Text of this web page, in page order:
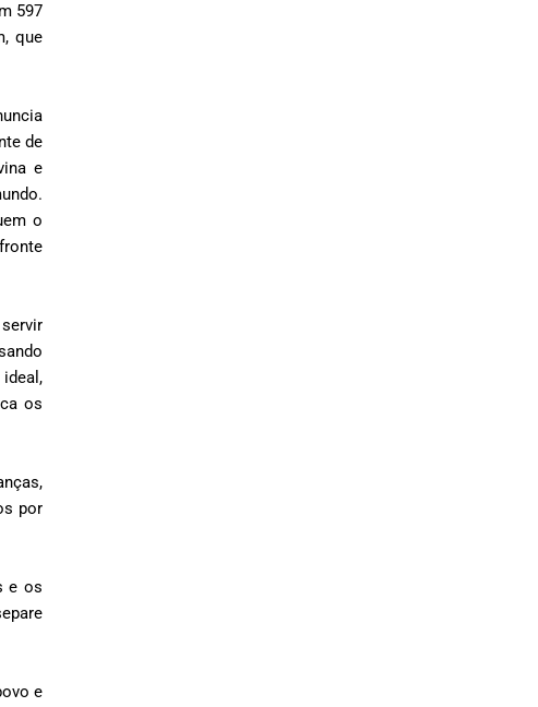
597
que
de
e
o
os
por
e os
e